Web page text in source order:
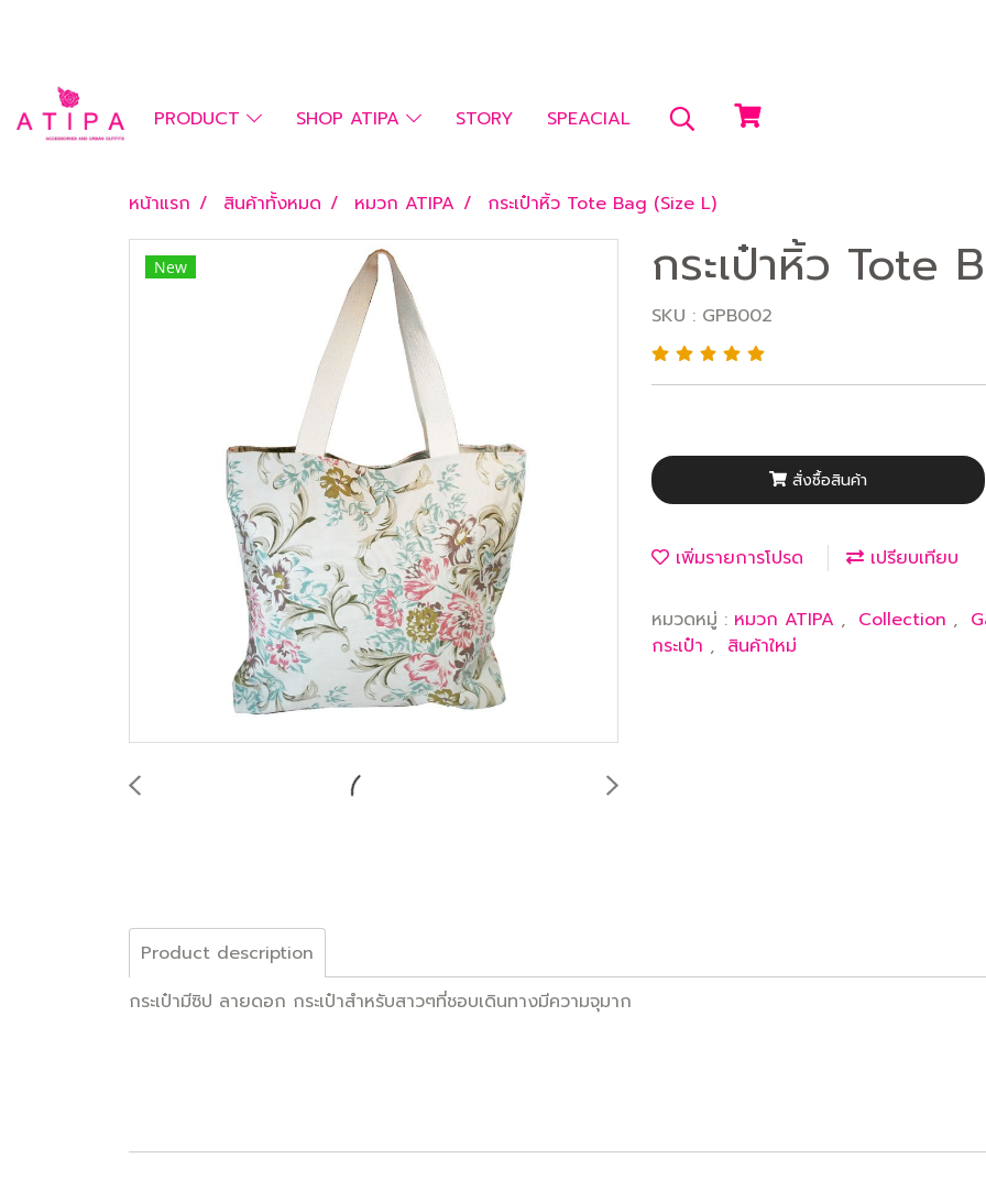
PRODUCT SHOP ATIPA STORY SPEACIAL
หน้าแรก สินค้าทั้งหมด หมวก ATIPA กระเป๋าหิ้ว Tote Bag (Size L)
New กระเป๋าหิ้ว Tote
SKU : GPB002
สั่งซื้อสินค้า
เพิ่มรายการโปรด เปรียบเทียบ
หมวดหมู่ : หมวก ATIPA , Collection ,
กระเป๋า , สินค้าใหม่
Product description
กระเป๋ามีซิป ลายดอก กระเป๋าสำหรับสาวๆที่ชอบเดินทางมีความจุมาก